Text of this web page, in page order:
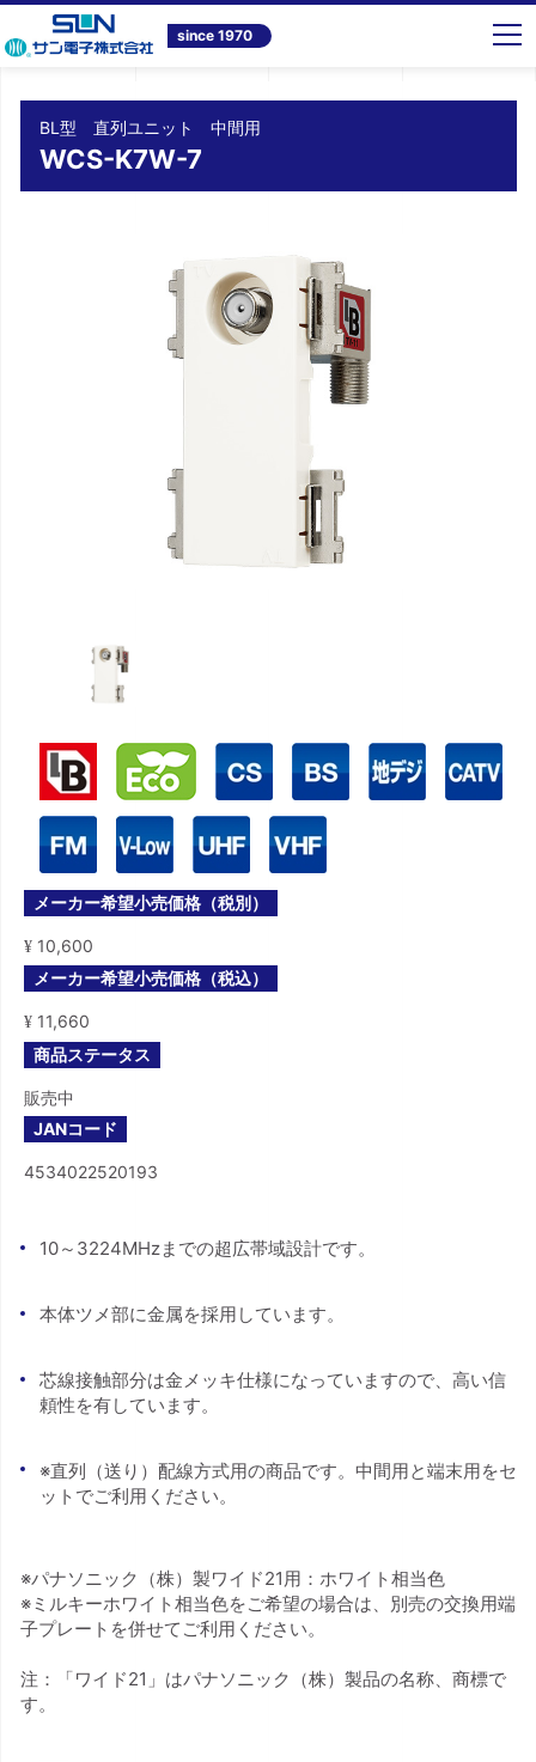
since 1970
トップ 商品情報 テレビ共同受信システム機器 BL型 直列ユニット 中間用 WCS-K7W-7
BL型 直列ユニット 中間用
WCS-K7W-7
メーカー希望小売価格（税別）
¥ 10,600
メーカー希望小売価格（税込）
¥ 11,660
商品ステータス
販売中
JANコード
4534022520193
10～3224MHzまでの超広帯域設計です。
本体ツメ部に金属を採用しています。
芯線接触部分は金メッキ仕様になっていますので、高い信
頼性を有しています。
※直列（送り）配線方式用の商品です。中間用と端末用をセ
ットでご利用ください。
※パナソニック（株）製ワイド21用：ホワイト相当色
※ミルキーホワイト相当色をご希望の場合は、別売の交換用端
子プレートを併せてご利用ください。
注：「ワイド21」はパナソニック（株）製品の名称、商標で
す。